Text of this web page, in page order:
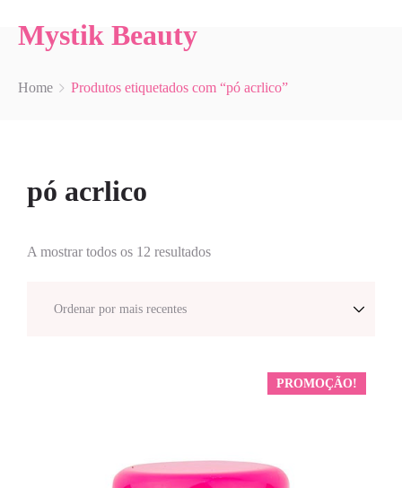
Mystik Beauty
Home Produtos etiquetados com “pó acrlico”
pó acrlico
A mostrar todos os 12 resultados
PROMOÇÃO!